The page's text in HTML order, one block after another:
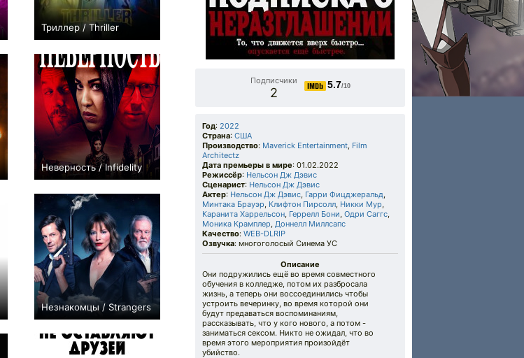
Триллер / Thriller
−2
Неверность / Infidelity
−1
Незнакомцы / Strangers
+3
Подписчики
2
5.7/10
Год: 2022
Страна: США
Производство: Maverick Entertainment, Film
Architectz
Дата премьеры в мире: 01.02.2022
Режиссёр: Нельсон Дж Дэвис
Сценарист: Нельсон Дж Дэвис
Актер: Нельсон Дж Дэвис, Гарри Фицджеральд,
Минтака Брауэр, Клифтон Пирсолл, Никки Мур,
Каранита Харрельсон, Геррелл Бони, Одри Саггс,
Моника Крамплер, Доннелл Миллсапс
Качество: WEB-DLRIP
Озвучка: многоголосый Синема УС
Описание
Они подружились ещё во время совместного
обучения в колледже, потом их разбросала
жизнь, а теперь они воссоединились чтобы
устроить вечеринку, во время которой они
будут предаваться воспоминаниям,
рассказывать, что у кого нового, а потом -
заниматься сексом. Никто не ожидал, что во
время этого мероприятия произойдёт
убийство.